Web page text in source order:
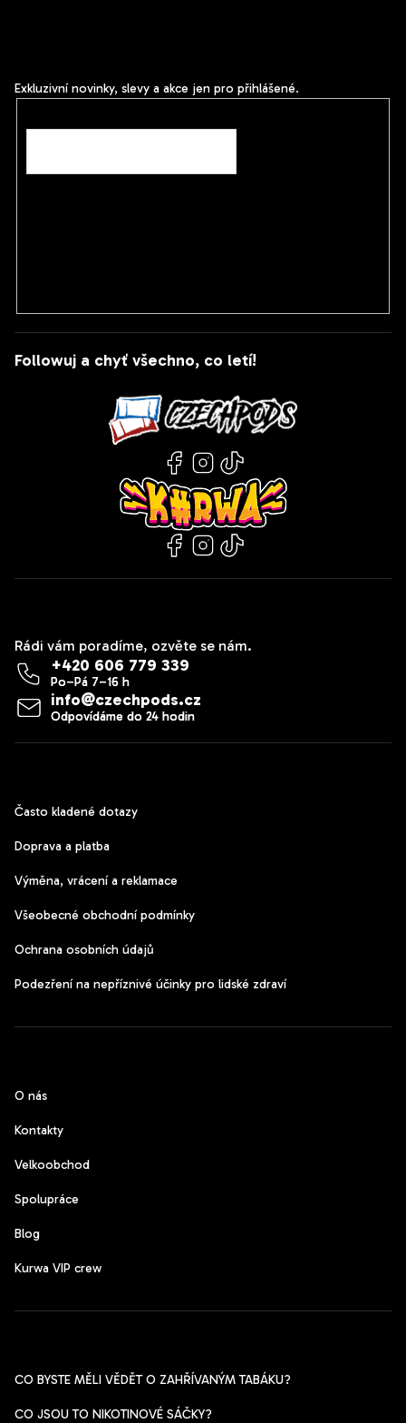
Followuj a chyť všechno, co letí!
Rádi vám poradíme, ozvěte se nám.
info@czechpods.cz
+420 606 779 339
Exkluzivní novinky, slevy a akce jen pro přihlášené.
Často kladené dotazy
Doprava a platba
Výměna, vrácení a reklamace
Všeobecné obchodní podmínky
Ochrana osobních údajů
Podezření na nepříznivé účinky pro lidské zdraví
O nás
Kontakty
Velkoobchod
Spolupráce
Blog
Kurwa VIP crew
CO BYSTE MĚLI VĚDĚT O ZAHŘÍVANÝM TABÁKU?
CO JSOU TO NIKOTINOVÉ SÁČKY?